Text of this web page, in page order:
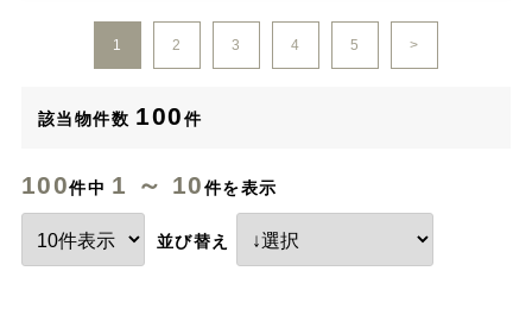
1 2 3 4 5 >
該当物件数 100件
100件中 1 ～ 10件を表示
並び替え